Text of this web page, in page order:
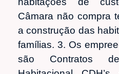
Câmara não compra
a construção das
famílias. 3. Os
são Contratos de